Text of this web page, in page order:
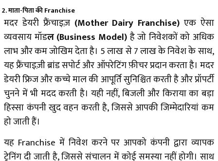
2. माता-पिता की Franchise
मदर डेयरी फ्रैंचाइज़(Mother Dairy Franchise) एक ऐसा
व्यवसाय मॉडल (Business Model)है जो निवेशकों को अधिक
लाभ और कम जोखिम देता है। ₹5 लाख से ₹7 लाख के निवेश के साथ,
यह फ्रैंचाइज़ी ब्रांड सपोर्ट और ऑपरेटिंग फ़ीचर प्रदान करता है। मदर
डेयरी फ्रिज और कच्चे माल की आपूर्ति सुनिश्चित करती है और प्रॉपर्टी
चुनने में भी मदद करती है। यही नहीं, बिजली और किराया का बड़ा
हिस्सा कंपनी खुद वहन करती है, जिससे आपकी जिम्मेदारियां कम
हो जाती हैं।
यह Franchise में निवेश करने पर आपको कंपनी द्वारा व्यापक
ट्रेनिंग दी जाती है, जिससे संचालन में कोई समस्या नहीं होगी। साथ